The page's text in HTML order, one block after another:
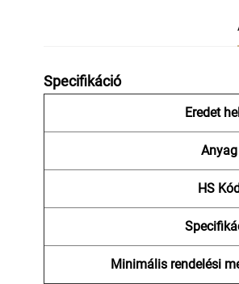
Specifikáció
Eredet
Anyag
HS
Minimális rendelési